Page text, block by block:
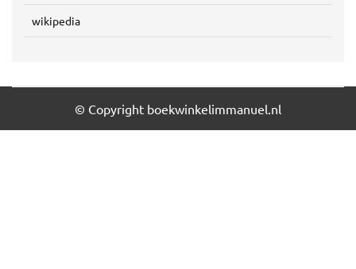
wikipedia
© Copyright boekwinkelimmanuel.nl